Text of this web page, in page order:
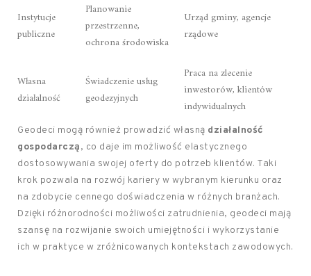
Instytucje
publiczne
Planowanie
przestrzenne,
ochrona środowiska
Urząd gminy, agencje
rządowe
Własna
działalność
Świadczenie usług
geodezyjnych
Praca na zlecenie
inwestorów, klientów
indywidualnych
Geodeci mogą również prowadzić własną działalność
gospodarczą, co daje im możliwość elastycznego
dostosowywania swojej oferty do potrzeb klientów. Taki
krok pozwala na rozwój kariery w wybranym kierunku oraz
na zdobycie cennego doświadczenia w różnych branżach.
Dzięki różnorodności możliwości zatrudnienia, geodeci mają
szansę na rozwijanie swoich umiejętności i wykorzystanie
ich w praktyce w zróżnicowanych kontekstach zawodowych.